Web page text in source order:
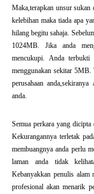
Maka,terapkan unsur sukan
kelebihan maka tiada apa
hilang begitu sahaja.
1024MB. Jika anda
mencukupi. Anda terbukti
menggunakan sekitar
perusahaan
anda.
Semua perkara yang
Kekurangannya terletak
membuangnya anda perlu
laman anda tidak
Kebanyakkan penulis alam
profesional akan menarik